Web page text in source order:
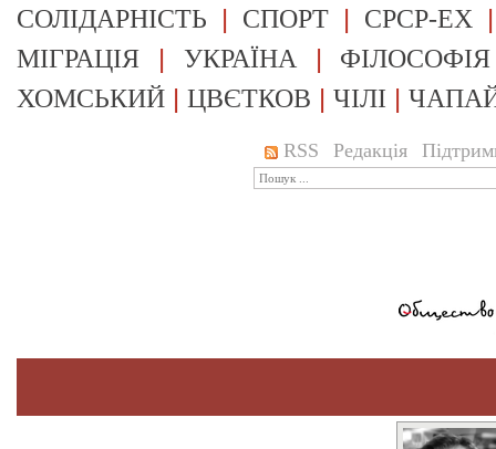
СОЛІДАРНІСТЬ | СПОРТ | СРСР-EX
МІГРАЦІЯ | УКРАЇНА | ФІЛОСОФІЯ
ХОМСЬКИЙ | ЦВЄТКОВ | ЧІЛІ |
RSS Редакція